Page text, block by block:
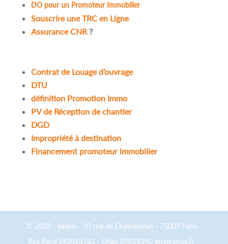
DO pour un Promoteur Immobilier
Souscrire une TRC en Ligne
Assurance CNR?
Contrat de Louage d’ouvrage
DTU
définition Promotion Immo
PV de Réception de chantier
DGD
Impropriété à destination
Financement promoteur immobilier
© 2018 - Vallois - 50 rue de Châteaudun - 75009 Paris -
Rcs Paris 592015721 - Orias 07019240 www.orias.fr -